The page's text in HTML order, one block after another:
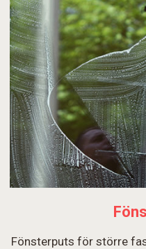
Fönsterputs för större